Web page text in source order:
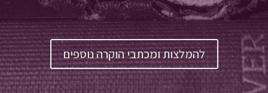
להמלצות ומכתבי הוקרה נוספים